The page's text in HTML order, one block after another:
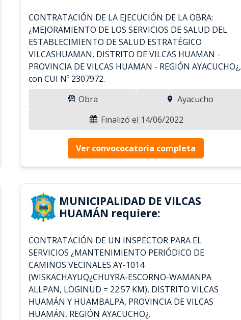
CONTRATACIÓN DE LA EJECUCIÓN DE LA OBRA:
¿MEJORAMIENTO DE LOS SERVICIOS DE SALUD DEL
ESTABLECIMIENTO DE SALUD ESTRATÉGICO
VILCASHUAMAN, DISTRITO DE VILCAS HUAMAN -
PROVINCIA DE VILCAS HUAMAN - REGIÓN AYACUCHO¿,
con CUI Nº 2307972.
Obra
Ayacucho
Finalizó el 14/06/2022
Ver convococatoria completa
MUNICIPALIDAD DE VILCAS
HUAMÁN requiere:
CONTRATACIÓN DE UN INSPECTOR PARA EL
SERVICIOS ¿MANTENIMIENTO PERIÓDICO DE
CAMINOS VECINALES AY-1014
(WISKACHAYUQ¿CHUYRA-ESCORNO-WAMANPA
ALLPAN, LOGINUD = 22.57 KM), DISTRITO VILCAS
HUAMÁN Y HUAMBALPA, PROVINCIA DE VILCAS
HUAMÁN, REGIÓN AYACUCHO¿.